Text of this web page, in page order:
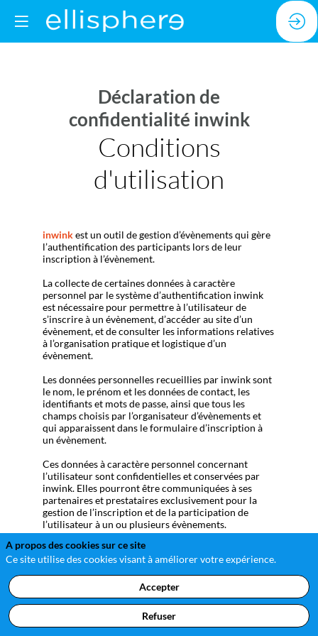
Déclaration de
confidentialité inwink
Conditions
d'utilisation
inwinkest un outil de gestion d’évènements qui gère
l’authentification des participants lors de leur
inscription à l’évènement.
La collecte de certaines données à caractère
personnel par le système d’authentification inwink
est nécessaire pour permettre à l’utilisateur de
s’inscrire à un évènement, d’accéder au site d’un
évènement, et de consulter les informations relatives
à l’organisation pratique et logistique d’un
évènement.
Les données personnelles recueillies par inwink sont
le nom, le prénom et les données de contact, les
identifiants et mots de passe, ainsi que tous les
champs choisis par l’organisateur d’évènements et
qui apparaissent dans le formulaire d’inscription à
un évènement.
Ces données à caractère personnel concernant
l’utilisateur sont confidentielles et conservées par
inwink. Elles pourront être communiquées à ses
partenaires et prestataires exclusivement pour la
gestion de l’inscription et de la participation de
l’utilisateur à un ou plusieurs évènements.
Conformément à la loi "Informatique et Libertés"
n°78-17 du 6 janvier 1978 telle que modifiée par la
loi n°2004-801 du 6 août 2004, sur justification de
son identité, l’utilisateur dispose d'un droit d'accès et
de rectification des données le concernant, ainsi que
du droit de s’opposer à ce que les données le
concernant fassent l'objet d'un traitement
A propos des cookies sur ce site
Ce site utilise des cookies visant à améliorer votre expérience.
Accepter
Refuser